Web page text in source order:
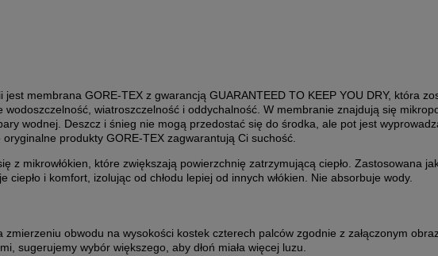
membrana GORE-TEX z gwarancją GUARANTEED TO KEEP YOU DRY, która
wodoszczelność, wiatroszczelność i oddychalność. W membranie znajdują się
wodnej. Deszcz i śnieg nie mogą przedostać się do środka, ale pot jest
produkty GORE-TEX zagwarantują Ci suchość.
z mikrowłókien, które zwiększają powierzchnię zatrzymującą ciepło. Zastosowana
ciepło i komfort, izolując od chłodu lepiej od innych włókien. Nie absorbuje wody.
zmierzeniu obwodu na wysokości kostek czterech palców zgodnie z załączonym
sugerujemy wybór większego, aby dłoń miała więcej luzu.